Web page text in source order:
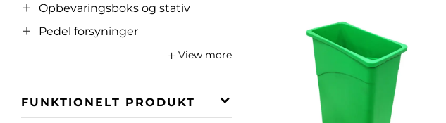
Opbevaringsboks og stativ
Pedel forsyninger
View more
FUNKTIONELT PRODUKT